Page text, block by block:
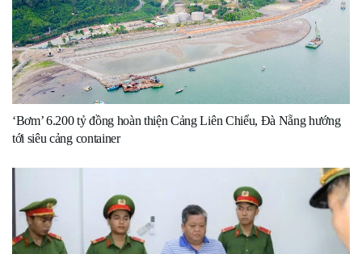
‘Bơm’ 6.200 tỷ đồng hoàn thiện Cảng Liên Chiểu, Đà Nẵng hướng
tới siêu cảng container